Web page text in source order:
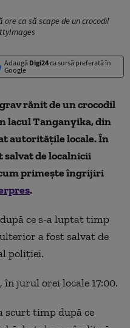
ca să scape de un crocodil
Adaugă Digi24ca sursă preferată în
Google
rănit de un crocodil
lacul Tanganyika, din
autoritățile locale. În
salvat de localnicii
primește îngrijiri
.
ce s-a luptat timp
a fost salvat de
poliției.
jurul orei locale 17:00.
scurt timp după ce